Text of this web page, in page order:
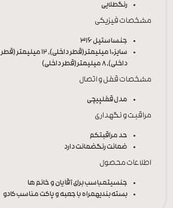
رنگطلایی
مشخصات فیزیکی
جنساستیل 316
سایز
داخلی), 8 میلیمتر(قطر داخلی)
مشخصات قفل و اتصال
مدل قفلپیچی
مراقبت و نگهداری
حد مراقبتکم
ضمانت رنگضمانت دارد
اطلاعات محصول
جنسیتمباسب برای آقایان و خانم ها
بسته بندیهمراه با جعبه و پاکت مناسب کادو